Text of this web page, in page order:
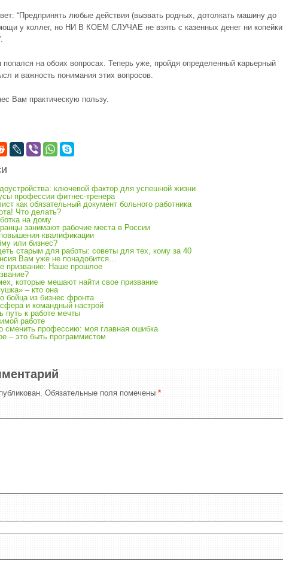
“Предпринять любые действия (вызвать родных, дотолкать машину до
у коллег, но НИ В КОЕМ СЛУЧАЕ не взять с казенных денег ни копейки
на обоих вопросах. Теперь уже, пройдя определенный карьерный
и важность понимания этих вопросов.
Вам практическую пользу.
ключевой фактор для успешной жизни
профессии фитнес-тренера
как обязательный документ больного работника
Что делать?
на дому
занимают рабочие места в России
квалификации
или бизнес?
старым для работы: советы для тех, кому за 40
Вам уже не понадобится…
призвание: Наше прошлое
которые мешают найти свое призвание
– кто она
бойца из бизнес фронта
и командный настрой
путь к работе мечты
работе
сменить профессию: моя главная ошибка
– это быть программистом
Обязательные поля помечены *